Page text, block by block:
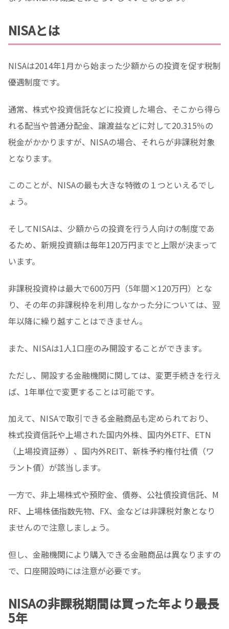
NISAとは
NISAは2014年1月から始まった少額からの投資を促す税制
優遇制度です。
通常、株式や投資信託などに投資した場合、そこから得ら
れる配当や普通分配金、譲渡益などに対して20.315％の
税金がかかりますが、NISAの場合、それらが非課税対象
となります。
このことが、NISAの最も大きな特徴の１つといえるでし
ょう。
そしてNISAは、少額からの投資を行う人向けの制度であ
るため、新規投資額は毎年120万円までと上限が決まって
います。
非課税投資枠は最大で600万円（5年間×120万円）とな
り、その年の非課税枠を利用しなかった分については、翌
年以降に繰り越すことはできません。
また、NISAは1人1口座のみ開設することができます。
ただし、開設する金融機関に関しては、変更手続きを行え
ば、1年単位で変更することは可能です。
加えて、NISAで取引できる金融商品も定められており、
株式投資信託や上場された国内外株、国内外ETF、ETN
（上場投資証券）、国内外REIT、新株予約権付社債（ワ
ラント債）が該当します。
一方で、非上場株式や預貯金、債券、公社債投資信託、M
RF、上場株価指数先物、FX、金などは非課税対象となり
ませんので注意しましょう。
但し、金融機関により購入できる金融商品は異なりますの
で、口座開設時には注意が必要です。
NISAの非課税期間は買った年より最長
5年